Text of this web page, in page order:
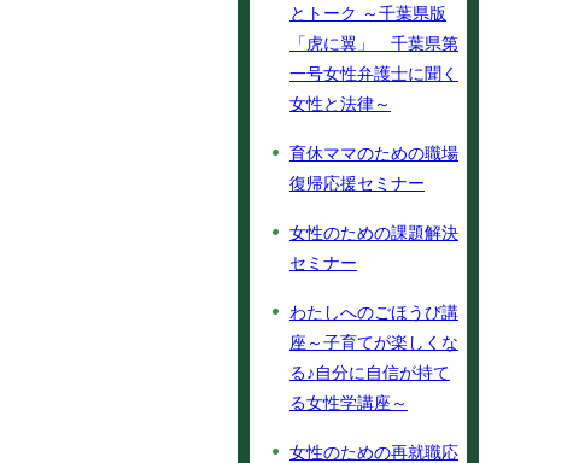
とトーク ～千葉県版
「虎に翼」 千葉県第
一号女性弁護士に聞く
女性と法律～
育休ママのための職場
復帰応援セミナー
女性のための課題解決
セミナー
わたしへのごほうび講
座～子育てが楽しくな
る♪自分に自信が持て
る女性学講座～
女性のための再就職応